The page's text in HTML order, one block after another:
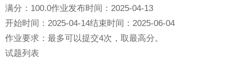
满分：100.0作业发布时间：2025-04-13
开始时间：2025-04-14结束时间：2025-06-04
作业要求：最多可以提交4次，取最高分。
试题列表